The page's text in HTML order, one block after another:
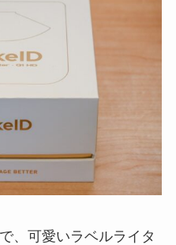
、可愛いラベルライタ